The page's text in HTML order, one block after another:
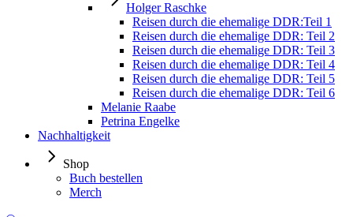
Holger Raschke
Reisen durch die ehemalige DDR:Teil 1
Reisen durch die ehemalige DDR: Teil 2
Reisen durch die ehemalige DDR: Teil 3
Reisen durch die ehemalige DDR: Teil 4
Reisen durch die ehemalige DDR: Teil 5
Reisen durch die ehemalige DDR: Teil 6
Melanie Raabe
Petrina Engelke
Nachhaltigkeit
Shop
Buch bestellen
Merch